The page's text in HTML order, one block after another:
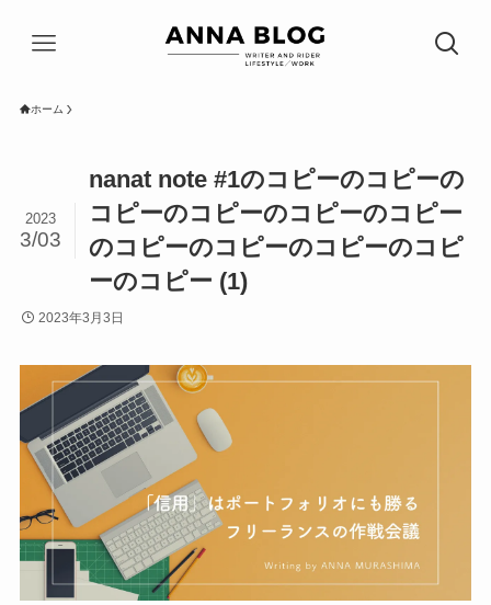
ホーム
nanat note #1のコピーのコピーの
コピーのコピーのコピーのコピー
のコピーのコピーのコピーのコピ
ーのコピー (1)
2023
3/03
2023年3月3日